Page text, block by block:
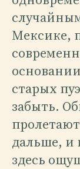
Мексике,
старых
забыть.
дальше, и
здесь